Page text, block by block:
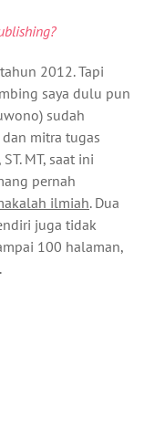
2012. Tapi
saya dulu pun
sudah
mitra tugas
MT, saat ini
pernah
ilmiah. Dua
juga tidak
100 halaman,